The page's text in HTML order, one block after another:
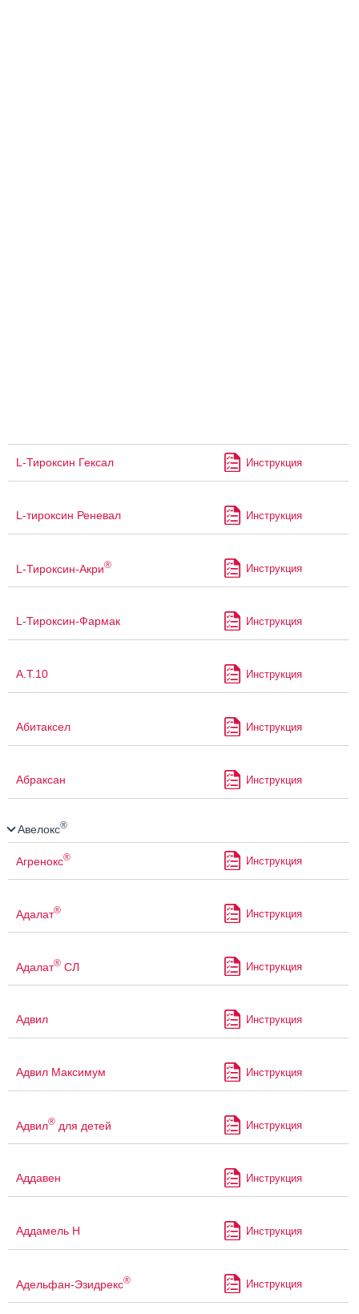
L-Тироксин Гексал Инструкция
L-тироксин Реневал Инструкция
L-Тироксин-Акри® Инструкция
L-Тироксин-Фармак Инструкция
А.Т.10 Инструкция
Абитаксел Инструкция
Абраксан Инструкция
Авелокс®
Агренокс® Инструкция
Адалат® Инструкция
Адалат® СЛ Инструкция
Адвил Инструкция
Адвил Максимум Инструкция
Адвил® для детей Инструкция
Аддавен Инструкция
Аддамель Н Инструкция
Адельфан-Эзидрекс® Инструкция